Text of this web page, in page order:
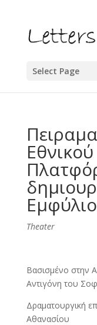
Select Page
Theater
Βασισμένο στην
Αντιγόνη του
Δραματουργική
Αθανασίου